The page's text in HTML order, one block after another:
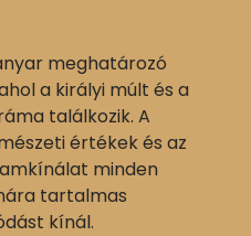
meghatározó
a királyi múlt és a
találkozik. A
értékek és az
minden
tartalmas
kínál.